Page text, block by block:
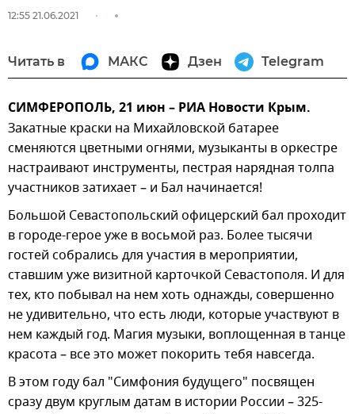
12:55 21.06.2021
Читать в МАКС Дзен Telegram
СИМФЕРОПОЛЬ, 21 июн – РИА Новости Крым.
Закатные краски на Михайловской батарее
сменяются цветными огнями, музыканты в оркестре
настраивают инструменты, пестрая нарядная толпа
участников затихает – и Бал начинается!
Большой Севастопольский офицерский бал проходит
в городе-герое уже в восьмой раз. Более тысячи
гостей собрались для участия в мероприятии,
ставшим уже визитной карточкой Севастополя. И для
тех, кто побывал на нем хоть однажды, совершенно
не удивительно, что есть люди, которые участвуют в
нем каждый год. Магия музыки, воплощенная в танце
красота – все это может покорить тебя навсегда.
В этом году бал "Симфония будущего" посвящен
сразу двум круглым датам в истории России – 325-